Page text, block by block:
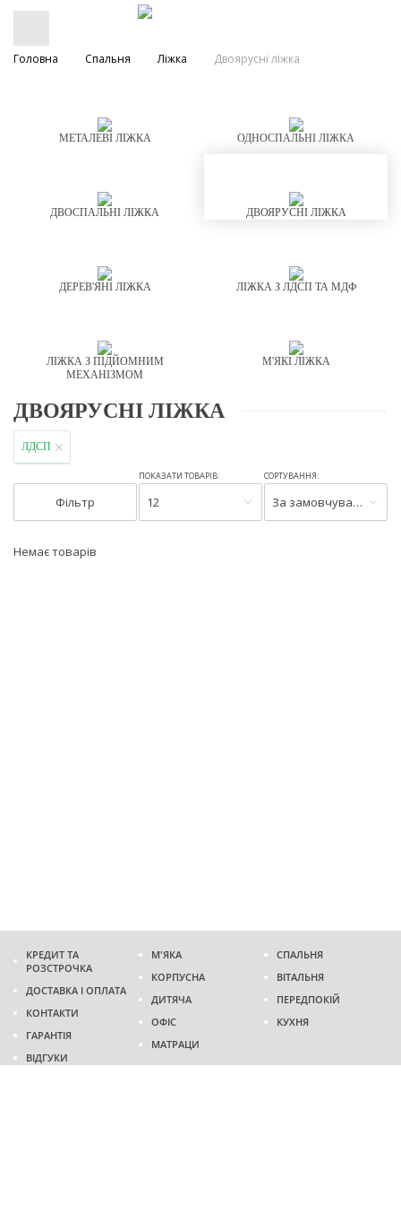
Головна Спальня Ліжка Двоярусні ліжка
МЕТАЛЕВІ ЛІЖКА ОДНОСПАЛЬНІ ЛІЖКА
ДВОСПАЛЬНІ ЛІЖКА ДВОЯРУСНІ ЛІЖКА
ДЕРЕВ'ЯНІ ЛІЖКА ЛІЖКА З ЛДСП ТА МДФ
ЛІЖКА З ПІДЙОМНИМ
МЕХАНІЗМОМ
М'ЯКІ ЛІЖКА
ДВОЯРУСНІ ЛІЖКА
ЛДСП
Фільтр
ПОКАЗАТИ ТОВАРІВ:
12
СОРТУВАННЯ:
За замовчуванням
Немає товарів
КРЕДИТ ТА
РОЗСТРОЧКА
ДОСТАВКА І ОПЛАТА
КОНТАКТИ
ГАРАНТІЯ
ВІДГУКИ
М'ЯКА
КОРПУСНА
ДИТЯЧА
ОФІС
МАТРАЦИ
СПАЛЬНЯ
ВІТАЛЬНЯ
ПЕРЕДПОКІЙ
КУХНЯ